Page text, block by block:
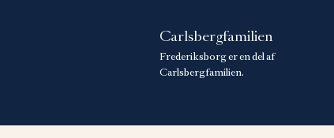
Carlsbergfamilien
Frederiksborg er en del af
Carlsbergfamilien.